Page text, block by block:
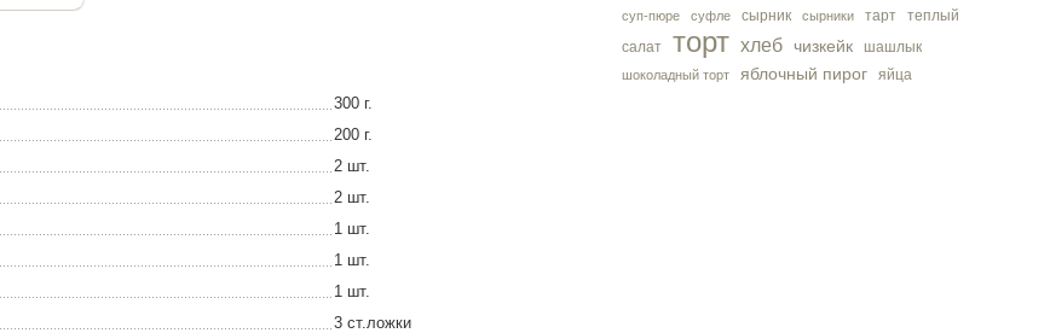
суп-пюре суфле сырник сырники тарт
теплый
салат
торт хлеб чизкейк шашлык
шоколадный торт яблочный пирог яйца
300 г.
200 г.
2 шт.
2 шт.
1 шт.
1 шт.
1 шт.
3 ст.ложки